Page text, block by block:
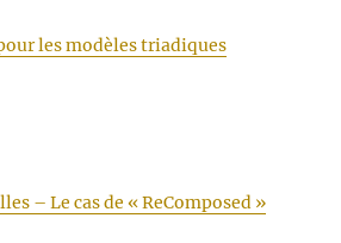
les modèles triadiques
– Le cas de « ReComposed »